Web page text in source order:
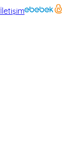
İletişim